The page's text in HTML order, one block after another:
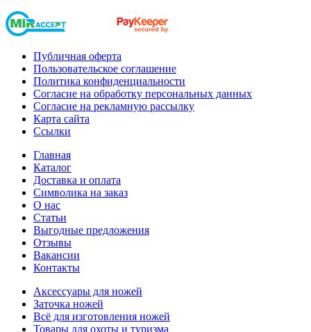
Публичная оферта
Пользовательское соглашение
Политика конфиденциальности
Согласие на обработку персональных данных
Согласие на рекламную рассылку
Карта сайта
Ссылки
Главная
Каталог
Доставка и оплата
Символика на заказ
О нас
Статьи
Выгодные предложения
Отзывы
Вакансии
Контакты
Аксессуары для ножей
Заточка ножей
Всё для изготовления ножей
Товары для охоты и туризма